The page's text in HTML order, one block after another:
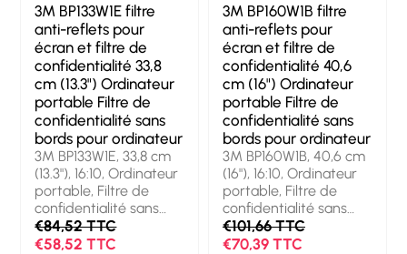
3M BP133W1E filtre
anti-reflets pour
écran et filtre de
confidentialité 33,8
cm (13.3") Ordinateur
portable Filtre de
confidentialité sans
bords pour ordinateur
3M BP133W1E, 33,8 cm
(13.3"), 16:10, Ordinateur
portable, Filtre de
confidentialité sans
bords pour ordinateur,
Anti-blue, Anti-reflet
€84,52 TTC
€58,52 TTC
3M BP160W1B filtre
anti-reflets pour
écran et filtre de
confidentialité 40,6
cm (16") Ordinateur
portable Filtre de
confidentialité sans
bords pour ordinateur
3M BP160W1B, 40,6 cm
(16"), 16:10, Ordinateur
portable, Filtre de
confidentialité sans
bords pour ordinateur,
Anti-reflet
€101,66 TTC
€70,39 TTC